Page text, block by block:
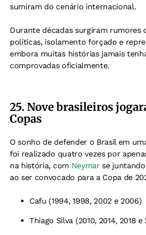
sumiram do cenário internacional.
Durante décadas surgiram rumores
políticas, isolamento forçado e
embora muitas histórias jamais
comprovadas oficialmente.
25. Nove brasileiros
Copas
O sonho de defender o Brasil em
foi realizado quatro vezes por
na história, com Neymar se
ao ser convocado para a Copa de
Cafu (1994, 1998, 2002 e 2006)
Thiago Silva (2010, 2014, 2018 e